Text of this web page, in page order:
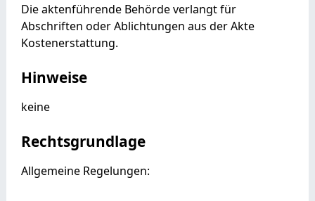
Die aktenführende Behörde verlangt für
Abschriften oder Ablichtungen aus der Akte
Kostenerstattung.
Hinweise
keine
Rechtsgrundlage
Allgemeine Regelungen: